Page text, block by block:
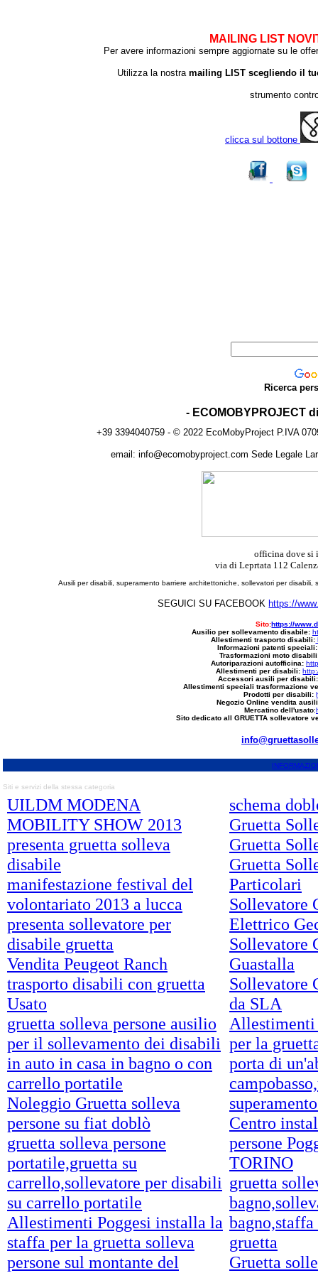
MAILING LIST
Per avere informazioni sempre aggiornate su le
Utilizza la nostramailing LIST scegliendo il
strumento
clicca sul bottone
Ricerca
- ECOMOBYPROJECT
+39 3394040759 - © 2022 EcoMobyProject P.IVA
email: info@ecomobyproject.com Sede Legale
officina dove si
via di Leprtata 112
Ausili per disabili, superamento barriere architettoniche, sollevatori per
SEGUICI SU FACEBOOK https://
Sito:https://
Ausilio per sollevamento disabile:
Allestimenti trasporto disabili:
Informazioni patenti speciali:
Trasformazioni moto
Autoriparazioni autofficina:
Allestimenti per disabili:
Accessori ausili per disabili:
Allestimenti speciali trasformazione
Prodotti per disabili:
Negozio Online vendita ausili
Mercatino dell'usato:
Sito dedicato all GRUETTA sollevatore
Siti e servizi della stessa categoria
UILDM MODENA
MOBILITY SHOW 2013
presenta gruetta solleva
disabile
manifestazione festival del
volontariato 2013 a lucca
presenta sollevatore per
disabile gruetta
Vendita Peugeot Ranch
trasporto disabili con gruetta
Usato
gruetta solleva persone ausilio
per il sollevamento dei disabili
in auto in casa in bagno o con
carrello portatile
Noleggio Gruetta solleva
persone su fiat doblò
gruetta solleva persone
portatile,gruetta su
carrello,sollevatore per disabili
su carrello portatile
Allestimenti Poggesi installa la
staffa per la gruetta solleva
persone sul montante del
schema
Gruetta
Gruetta
Gruetta
Particolari
Sollevatore
Elettrico
Sollevatore
Guastalla
Sollevatore
da SLA
Allestimenti
per la
porta di
Centro
persone
TORINO
gruetta
gruetta
Gruetta